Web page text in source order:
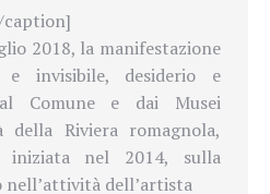
caption]
2018, la manifestazione
invisibile, desiderio e
Comune e dai Musei
Riviera romagnola,
iniziata nel 2014, sulla
dell’artista